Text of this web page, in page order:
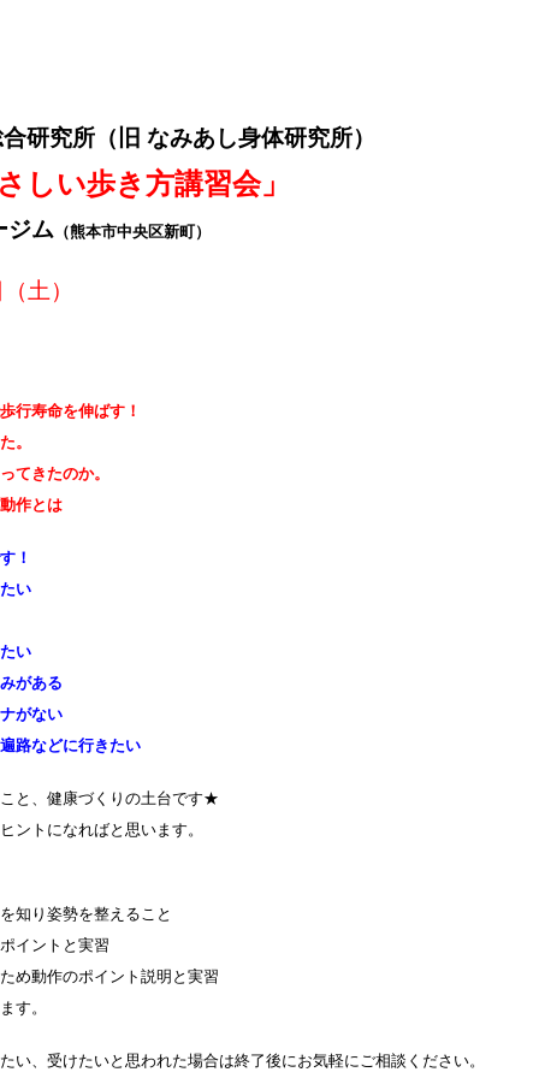
研究所（ 旧 なみあし身体研究所）
しい歩き方講習会」
ム （熊本市中央区新町）
土）
行寿命を伸ばす！
。
てきたのか。
作とは
！
い
い
がある
がない
路などに行きたい
と、健康づくりの土台です★
ントになればと思います。
知り姿勢を整えること
イントと実習
め動作のポイント説明と実習
ます。
い、受けたいと思われた場合は終了後にお気軽にご相談ください。